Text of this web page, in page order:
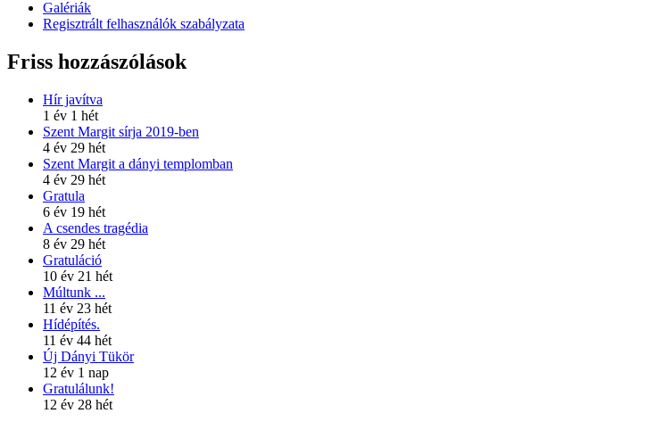
Galériák
Regisztrált felhasználók szabályzata
Friss hozzászólások
Hír javítva
1 év 1 hét
Szent Margit sírja 2019-ben
4 év 29 hét
Szent Margit a dányi templomban
4 év 29 hét
Gratula
6 év 19 hét
A csendes tragédia
8 év 29 hét
Gratuláció
10 év 21 hét
Múltunk ...
11 év 23 hét
Hídépítés.
11 év 44 hét
Új Dányi Tükör
12 év 1 nap
Gratulálunk!
12 év 28 hét